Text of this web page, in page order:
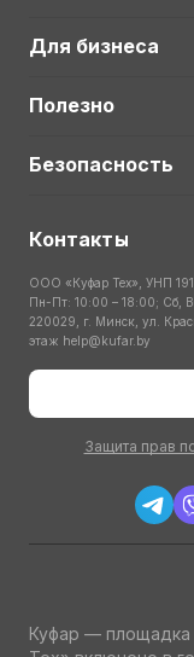
Для бизнеса
Полезно
Безопасность
Контакты
ООО «Куфар Тех», УНП
Пн-Пт: 10:00 – 18:00; Сб,
220029, г. Минск, ул.
этаж help@kufar.by
Защита прав
Куфар — площадка